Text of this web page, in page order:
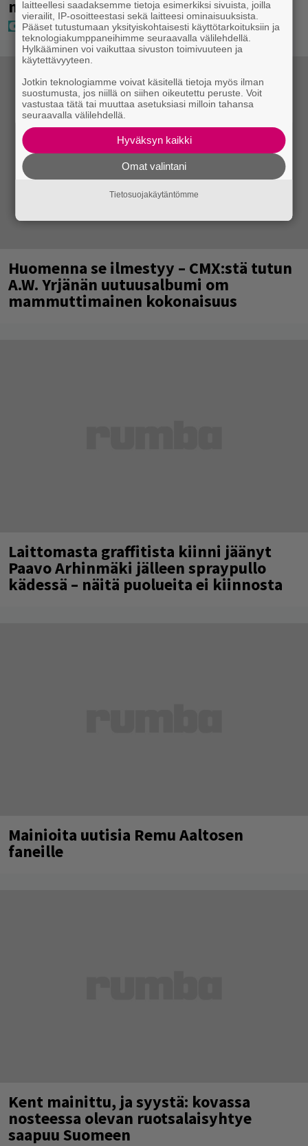
mekko”
Huomenna se ilmestyy – CMX:stä tutun
A.W. Yrjänän uutuusalbumi om
mammuttimainen kokonaisuus
Laittomasta graffitista kiinni jäänyt
Paavo Arhinmäki jälleen spraypullo
kädessä – näitä puolueita ei kiinnosta
Mainioita uutisia Remu Aaltosen
faneille
Kent mainittu, ja syystä: kovassa
nosteessa olevan ruotsalaisyhtye
saapuu Suomeen
laitteellesi saadaksemme tietoja esimerkiksi sivuista, joilla
vierailit, IP-osoitteestasi sekä laitteesi ominaisuuksista.
Pääset tutustumaan yksityiskohtaisesti käyttötarkoituksiin ja
teknologiakumppaneihimme seuraavalla välilehdellä.
Hylkääminen voi vaikuttaa sivuston toimivuuteen ja
käytettävyyteen.
Jotkin teknologiamme voivat käsitellä tietoja myös ilman
suostumusta, jos niillä on siihen oikeutettu peruste. Voit
vastustaa tätä tai muuttaa asetuksiasi milloin tahansa
seuraavalla välilehdellä.
Hyväksyn kaikki
Omat valintani
Tietosuojakäytäntömme